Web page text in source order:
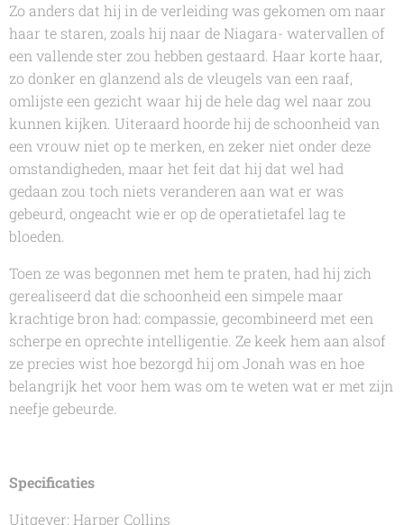
Zo anders dat hij in de verleiding was gekomen om naar
haar te staren, zoals hij naar de Niagara- watervallen of
een vallende ster zou hebben gestaard. Haar korte haar,
zo donker en glanzend als de vleugels van een raaf,
omlijste een gezicht waar hij de hele dag wel naar zou
kunnen kijken. Uiteraard hoorde hij de schoonheid van
een vrouw niet op te merken, en zeker niet onder deze
omstandigheden, maar het feit dat hij dat wel had
gedaan zou toch niets veranderen aan wat er was
gebeurd, ongeacht wie er op de operatietafel lag te
bloeden.
Toen ze was begonnen met hem te praten, had hij zich
gerealiseerd dat die schoonheid een simpele maar
krachtige bron had: compassie, gecombineerd met een
scherpe en oprechte intelligentie. Ze keek hem aan alsof
ze precies wist hoe bezorgd hij om Jonah was en hoe
belangrijk het voor hem was om te weten wat er met zijn
neefje gebeurde.
Specificaties
Uitgever: Harper Collins